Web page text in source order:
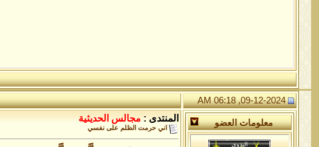
09-12-2024, 06:18 AM
معلومات العضو المنتدى : مجالس الحديثية
اني حرمت الظلم على نفسي